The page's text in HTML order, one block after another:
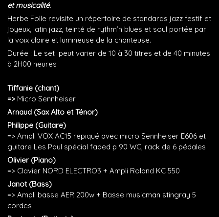
et musicalité.
Herbe Folle revisite un répertoire de standards jazz festif et
joyeux, latin jazz, teinté de rythm’n blues et soul portée par
la voix claire et lumineuse de la chanteuse.
Durée : Le set peut varier de 10 à 30 titres et de 40 minutes
à 2H00 heures
Tiffanie (chant)
=> Micro Sennheiser
Arnaud (Sax Alto et Ténor)
Philippe (Guitare)
=> Ampli VOX AC15 repiqué avec micro Sennheiser E606 et
guitare Les Paul spécial faded p 90 WC, rack de 6 pédales
Olivier (Piano)
=> Clavier NORD ELECTRO3 + Ampli Roland KC 550
Janot (Bass)
=> Ampli basse AER 200w + Basse musicman stingray 5
cordes